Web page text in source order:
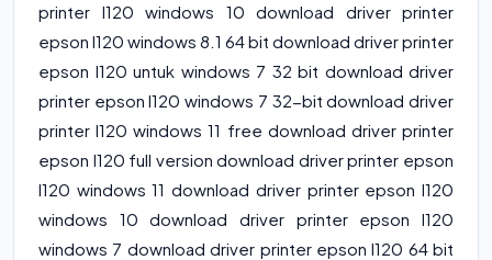
printer l120 windows 10 download driver printer
epson l120 windows 8.1 64 bit download driver printer
epson l120 untuk windows 7 32 bit download driver
printer epson l120 windows 7 32-bit download driver
printer l120 windows 11 free download driver printer
epson l120 full version download driver printer epson
l120 windows 11 download driver printer epson l120
windows 10 download driver printer epson l120
windows 7 download driver printer epson l120 64 bit